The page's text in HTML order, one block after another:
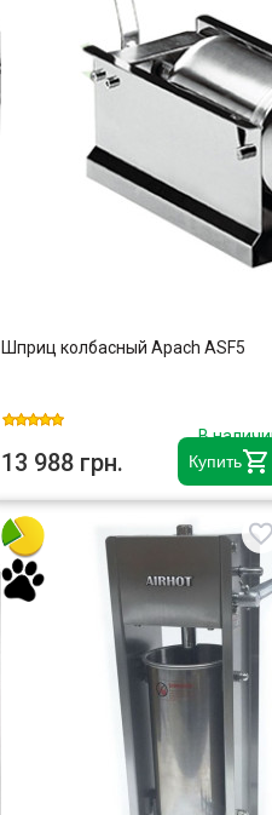
Купить
Шприц колбасный Apach ASF5
В
13 988 грн.